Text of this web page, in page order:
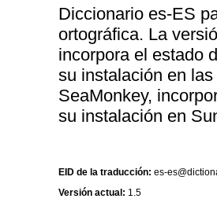
Diccionario es-ES
ortográfica. La
incorpora el estado
su instalación en
SeaMonkey,
su instalación en
EID de la traducción: es-
Versión actual: 1.5